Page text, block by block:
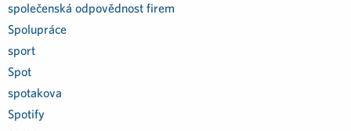
společenská odpovědnost firem
Spolupráce
sport
Spot
spotakova
Spotify